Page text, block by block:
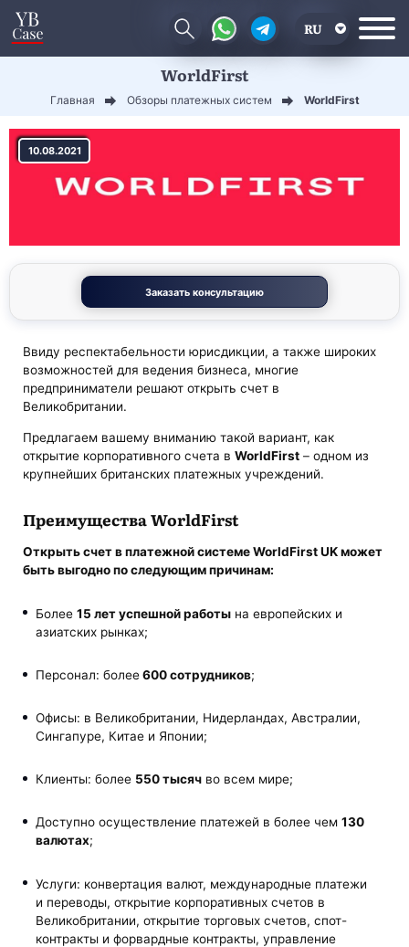
RU
WorldFirst
Главная Обзоры платежных систем WorldFirst
10.08.2021
Заказать консультацию
Ввиду респектабельности юрисдикции, а также широких
возможностей для ведения бизнеса, многие
предприниматели решают открыть счет в
Великобритании.
Предлагаем вашему вниманию такой вариант, как
открытие корпоративного счета вWorldFirst – одном из
крупнейших британских платежных учреждений.
Преимущества WorldFirst
Открыть счет в платежной системе WorldFirst UK может
быть выгодно по следующим причинам:
Более 15 летуспешной работына европейских и
азиатских рынках;
Персонал: более600 сотрудников;
Офисы: в Великобритании, Нидерландах, Австралии,
Сингапуре, Китае и Японии;
Клиенты: более 550 тысячво всем мире;
Доступно осуществление платежей в более чем 130
валютах;
Услуги: конвертация валют, международные платежи
и переводы, открытие корпоративных счетов в
Великобритании, открытие торговых счетов, спот-
контракты и форвардные контракты, управление